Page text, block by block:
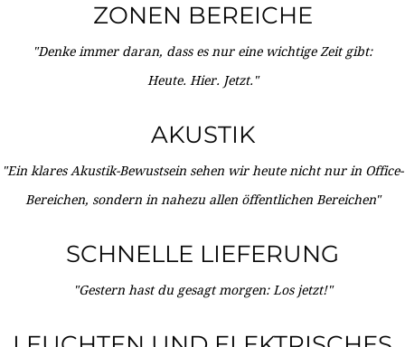
ZONEN BEREICHE
"Denke immer daran, dass es nur eine wichtige Zeit gibt:
Heute. Hier. Jetzt."
AKUSTIK
"Ein klares Akustik-Bewustsein sehen wir heute nicht nur in Office-
Bereichen, sondern in nahezu allen öffentlichen Bereichen"
SCHNELLE LIEFERUNG
"Gestern hast du gesagt morgen: Los jetzt!"